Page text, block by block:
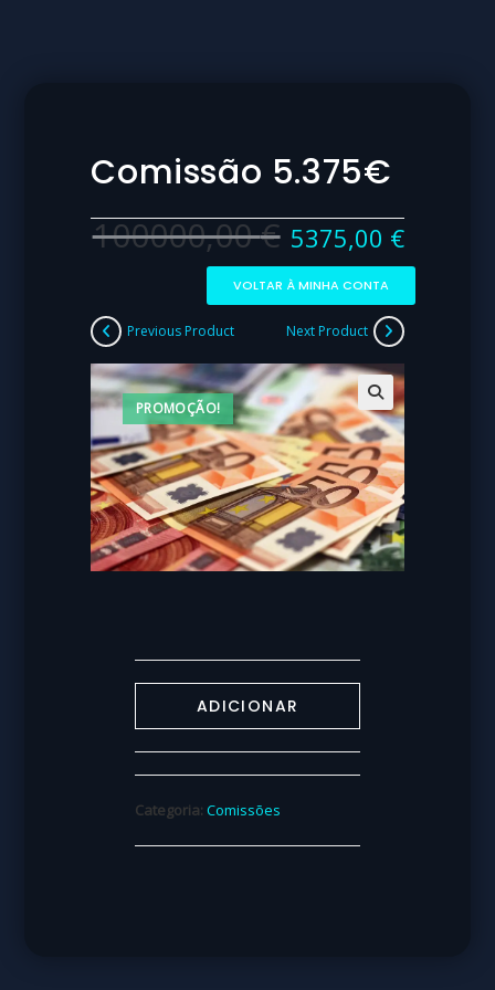
Comissão 5.375€
100000,00€ 5375,00 €
VOLTAR À MINHA CONTA
PROMOÇÃO!
Previous Product Next Product
ADICIONAR
Categoria:Comissões